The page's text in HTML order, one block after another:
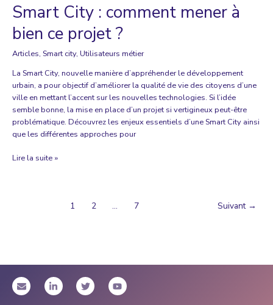
Smart City : comment mener à
bien ce projet ?
Articles, Smart city, Utilisateurs métier
La Smart City, nouvelle manière d’appréhender le développement
urbain, a pour objectif d’améliorer la qualité de vie des citoyens d’une
ville en mettant l’accent sur les nouvelles technologies. Si l’idée
semble bonne, la mise en place d’un projet si vertigineux peut-être
problématique. Découvrez les enjeux essentiels d’une Smart City ainsi
que les différentes approches pour
Smart
?
Lire la suite »
1 2 … 7 Suivant →